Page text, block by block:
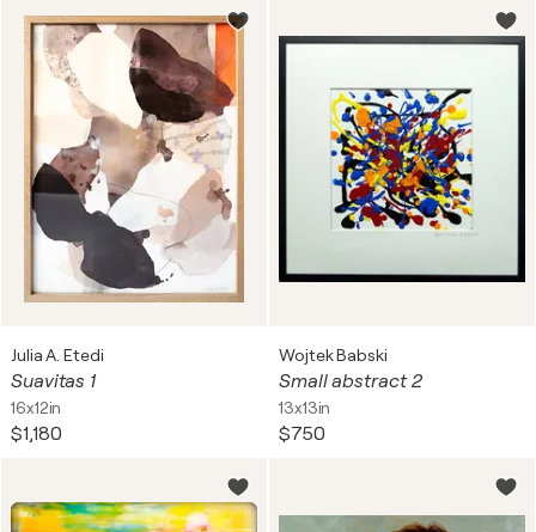
Julia A. Etedi
Suavitas 1
16x12in
$1,180
Wojtek Babski
Small abstract 2
13x13in
$750